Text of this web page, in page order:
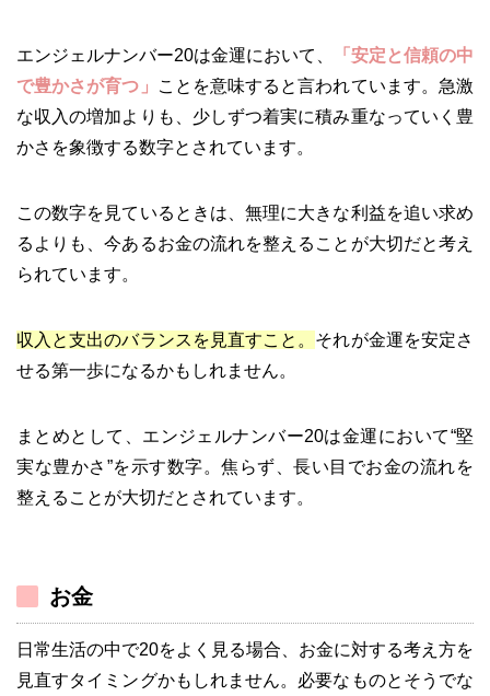
エンジェルナンバー20は金運において、
「安定と信頼の中
で豊かさが育つ」
ことを意味すると言われています。急激
な収入の増加よりも、少しずつ着実に積み重なっていく豊
かさを象徴する数字とされています。
この数字を見ているときは、無理に大きな利益を追い求め
るよりも、今あるお金の流れを整えることが大切だと考え
られています。
収入と支出のバランスを見直すこと。 それが金運を安定さ
せる第一歩になるかもしれません。
まとめとして、エンジェルナンバー20は金運において“堅
実な豊かさ”を示す数字。焦らず、長い目でお金の流れを
整えることが大切だとされています。
お金
日常生活の中で20をよく見る場合、お金に対する考え方を
見直すタイミングかもしれません。必要なものとそうでな